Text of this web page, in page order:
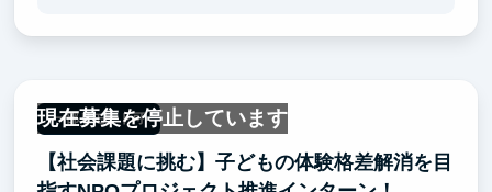
💼 就活で語れるエピソードになる
・単なる「頑張った話」ではなく、数字・結果・改善
ストーリーのあるエピソードが作れます
現在募集を停止しています
一部リモート可
【社会課題に挑む】子どもの体験格差解消を目